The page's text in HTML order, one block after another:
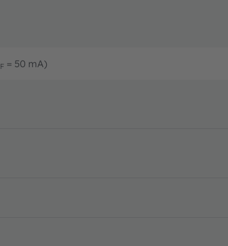
F = 50 mA)